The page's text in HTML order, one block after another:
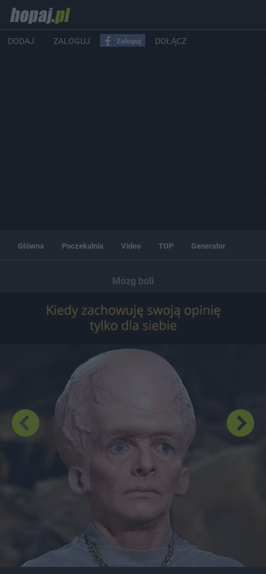
DODAJ ZALOGUJ DOŁĄCZ
Główna Poczekalnia Video TOP Generator
Mózg boli